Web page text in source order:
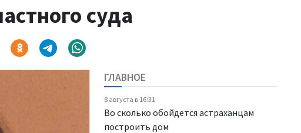
суда
ГЛАВНОЕ
8 августа в 16:31
Во сколько обойдется астраханцам
построить дом